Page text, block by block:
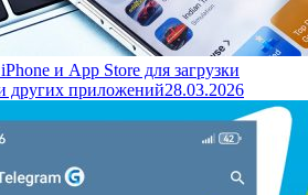
и App Store для загрузки
других приложений28.03.2026